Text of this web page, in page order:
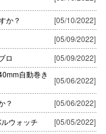
か？
[05/10/2022]
[05/09/2022]
ロ
[05/09/2022]
自動巻き
[05/06/2022]
？
[05/06/2022]
ウォッチ
[05/05/2022]